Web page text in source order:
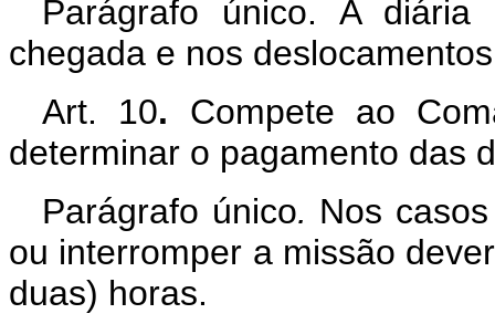
Parágrafo único. A
chegada e nos
Art. 10. Compete ao
determinar o pagamento das
Parágrafo único. Nos
ou interromper a missão
duas) horas.